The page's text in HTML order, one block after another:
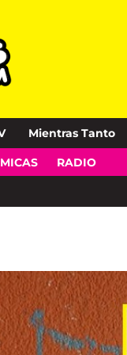
Mientras Tanto
RADIO